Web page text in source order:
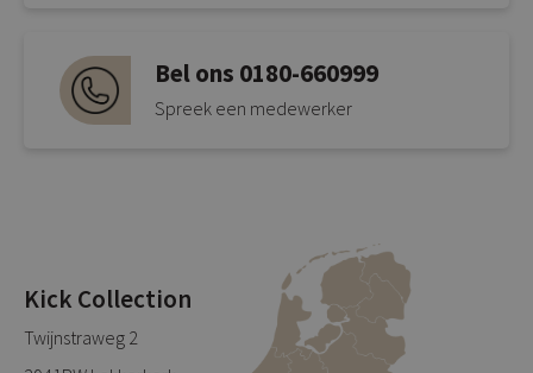
Bel ons 0180-660999
Spreek een medewerker
Kick Collection
Twijnstraweg 2